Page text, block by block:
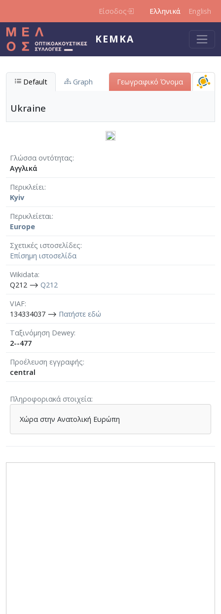
Είσοδος Ελληνικά English
ΚΕΜΚΑ
Default Graph Γεωγραφικό Όνομα
Ukraine
Γλώσσα οντότητας
Αγγλικά
Περικλείει
Kyiv
Περικλείεται
Europe
Σχετικές ιστοσελίδες
Επίσημη ιστοσελίδα
Wikidata
Q212 ⟶ Q212
VIAF
134334037 ⟶ Πατήστε εδώ
Ταξινόμηση Dewey
2--477
Προέλευση εγγραφής
central
Πληροφοριακά στοιχεία
Χώρα στην Ανατολική Ευρώπη